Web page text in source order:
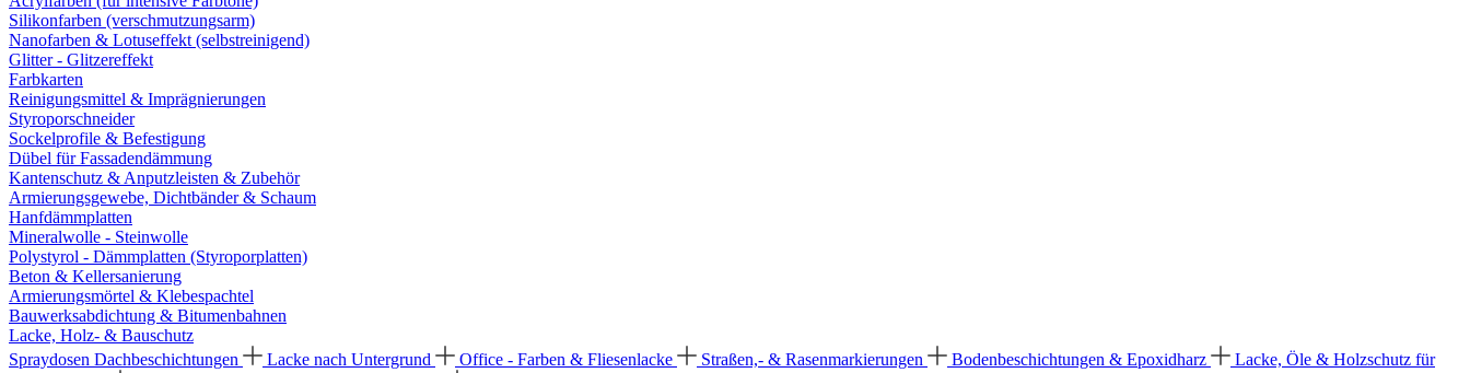
Silikonfarben (verschmutzungsarm)
Nanofarben & Lotuseffekt (selbstreinigend)
Glitter - Glitzereffekt
Farbkarten
Reinigungsmittel & Imprägnierungen
Styroporschneider
Sockelprofile & Befestigung
Dübel für Fassadendämmung
Kantenschutz & Anputzleisten & Zubehör
Armierungsgewebe, Dichtbänder & Schaum
Hanfdämmplatten
Mineralwolle - Steinwolle
Polystyrol - Dämmplatten (Styroporplatten)
Beton & Kellersanierung
Armierungsmörtel & Klebespachtel
Bauwerksabdichtung & Bitumenbahnen
Lacke, Holz- & Bauschutz
Spraydosen Dachbeschichtungen Lacke nach Untergrund Office - Farben & Fliesenlacke Straßen,- & Rasenmarkierungen Bodenbeschichtungen & Epoxidharz
Lacke, Öle & Holzschutz für